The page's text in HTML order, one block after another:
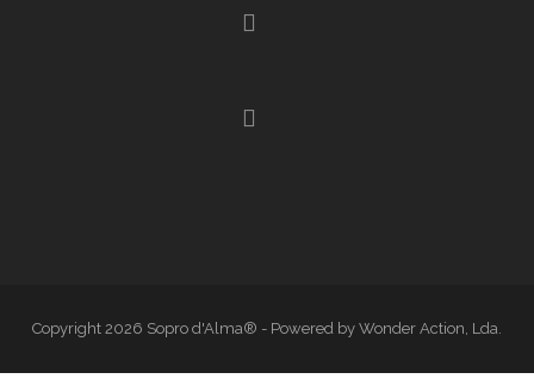
Copyright 2026 Sopro d'Alma® - Powered by Wonder Action, Lda.